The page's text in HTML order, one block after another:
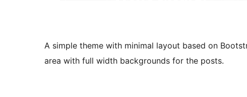
A simple theme with minimal layout based on
area with full width backgrounds for the posts.